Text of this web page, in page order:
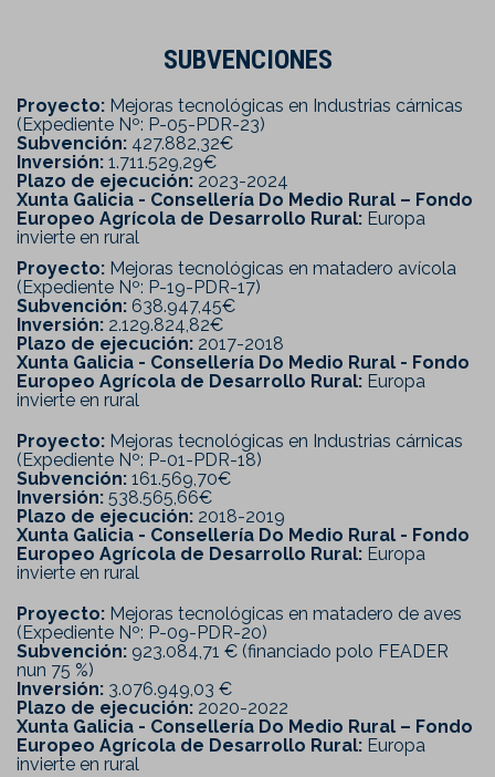
SUBVENCIONES
Proyecto: Mejoras tecnológicas en Industrias cárnicas
(Expediente Nº: P-05-PDR-23)
Subvención: 427.882,32€
Inversión: 1.711.529,29€
Plazo de ejecución: 2023-2024
Xunta Galicia - Consellería Do Medio Rural – Fondo
Europeo Agrícola de Desarrollo Rural: Europa
invierte en rural
Proyecto: Mejoras tecnológicas en matadero avícola
(Expediente Nº: P-19-PDR-17)
Subvención: 638.947,45€
Inversión: 2.129.824,82€
Plazo de ejecución: 2017-2018
Xunta Galicia - Consellería Do Medio Rural - Fondo
Europeo Agrícola de Desarrollo Rural: Europa
invierte en rural
Proyecto: Mejoras tecnológicas en Industrias cárnicas
(Expediente Nº: P-01-PDR-18)
Subvención: 161.569,70€
Inversión: 538.565,66€
Plazo de ejecución: 2018-2019
Xunta Galicia - Consellería Do Medio Rural - Fondo
Europeo Agrícola de Desarrollo Rural: Europa
invierte en rural
Proyecto: Mejoras tecnológicas en matadero de aves
(Expediente Nº: P-09-PDR-20)
Subvención: 923.084,71 € (financiado polo FEADER
nun 75 %)
Inversión: 3.076.949,03 €
Plazo de ejecución: 2020-2022
Xunta Galicia - Consellería Do Medio Rural – Fondo
Europeo Agrícola de Desarrollo Rural: Europa
invierte en rural